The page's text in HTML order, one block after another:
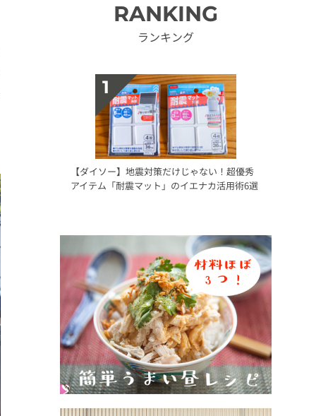
RANKING
ランキング
【ダイソー】地震対策だけじゃない！超優秀
アイテム「耐震マット」のイエナカ活用術6選